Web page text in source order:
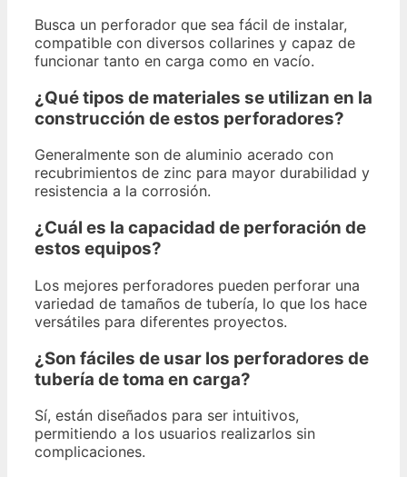
Busca un perforador que sea fácil de instalar,
compatible con diversos collarines y capaz de
funcionar tanto en carga como en vacío.
¿Qué tipos de materiales se utilizan en la
construcción de estos perforadores?
Generalmente son de aluminio acerado con
recubrimientos de zinc para mayor durabilidad y
resistencia a la corrosión.
¿Cuál es la capacidad de perforación de
estos equipos?
Los mejores perforadores pueden perforar una
variedad de tamaños de tubería, lo que los hace
versátiles para diferentes proyectos.
¿Son fáciles de usar los perforadores de
tubería de toma en carga?
Sí, están diseñados para ser intuitivos,
permitiendo a los usuarios realizarlos sin
complicaciones.